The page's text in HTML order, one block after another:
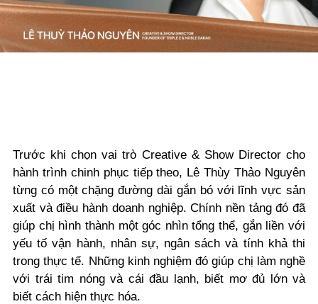
Trước khi chọn vai trò Creative & Show Director cho
hành trình chinh phục tiếp theo, Lê Thùy Thảo Nguyên
từng có một chặng đường dài gắn bó với lĩnh vực sản
xuất và điều hành doanh nghiệp. Chính nền tảng đó đã
giúp chị hình thành một góc nhìn tổng thể, gắn liền với
yếu tố vận hành, nhân sự, ngân sách và tính khả thi
trong thực tế. Những kinh nghiệm đó giúp chị làm nghề
với trái tim nóng và cái đầu lạnh, biết mơ đủ lớn và
biết cách hiện thực hóa.